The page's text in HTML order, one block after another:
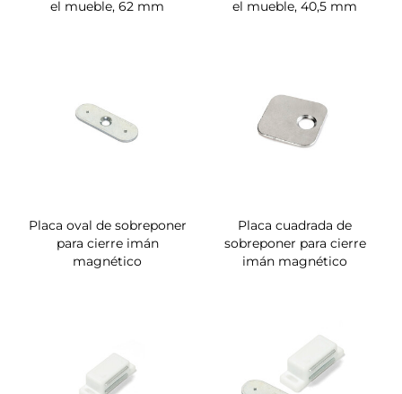
el mueble, 62 mm el mueble, 40,5 mm
Placa oval de sobreponer
para cierre imán
magnético
Placa cuadrada de
sobreponer para cierre
imán magnético